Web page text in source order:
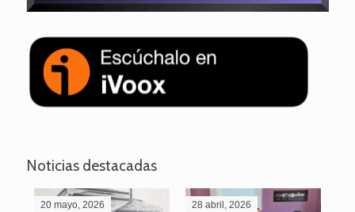
Noticias destacadas
20 mayo, 2026 28 abril, 2026